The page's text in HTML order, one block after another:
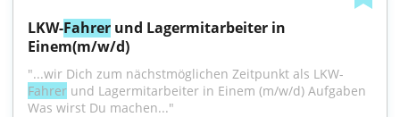
LKW-Fahrer und Lagermitarbeiter in
Einem(m/w/d)
"...wir Dich zum nächstmöglichen Zeitpunkt als LKW-
Fahrer und Lagermitarbeiter in Einem (m/w/d) Aufgaben
Was wirst Du machen..."